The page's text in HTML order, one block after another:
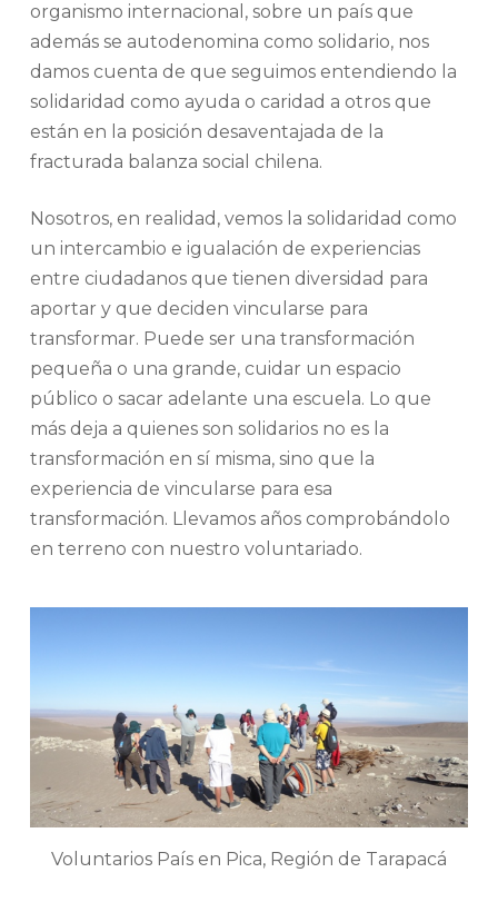
organismo internacional, sobre un país que
además se autodenomina como solidario, nos
damos cuenta de que seguimos entendiendo la
solidaridad como ayuda o caridad a otros que
están en la posición desaventajada de la
fracturada balanza social chilena.
Nosotros, en realidad, vemos la solidaridad como
un intercambio e igualación de experiencias
entre ciudadanos que tienen diversidad para
aportar y que deciden vincularse para
transformar. Puede ser una transformación
pequeña o una grande, cuidar un espacio
público o sacar adelante una escuela. Lo que
más deja a quienes son solidarios no es la
transformación en sí misma, sino que la
experiencia de vincularse para esa
transformación. Llevamos años comprobándolo
en terreno con nuestro voluntariado.
Voluntarios País en Pica, Región de Tarapacá